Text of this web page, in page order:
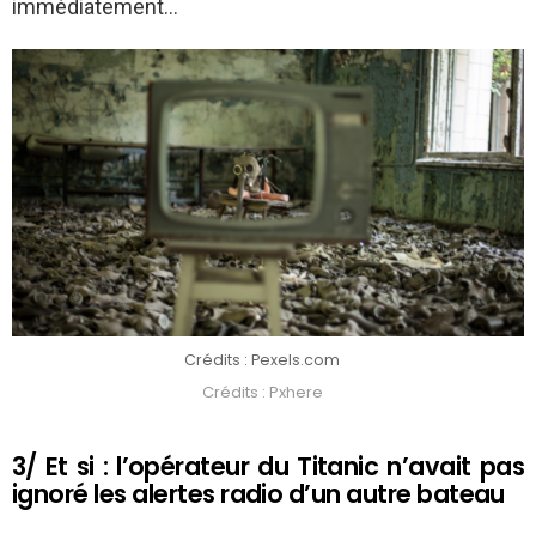
immédiatement…
Crédits : Pexels.com
Crédits : Pxhere
3/ Et si : l’opérateur du Titanic n’avait pas
ignoré les alertes radio d’un autre bateau